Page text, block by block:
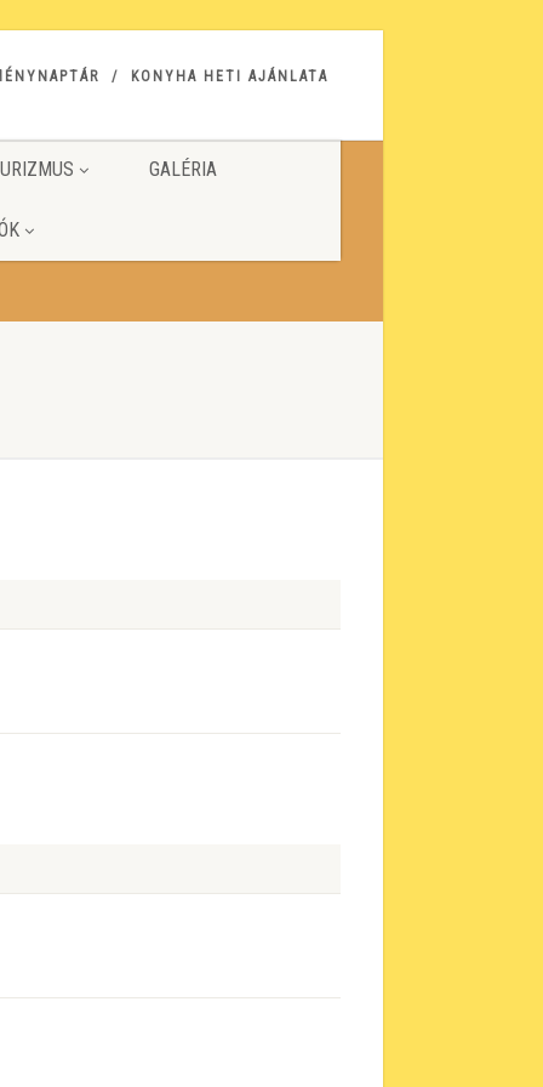
KONYHA HETI AJÁNLATA
GALÉRIA